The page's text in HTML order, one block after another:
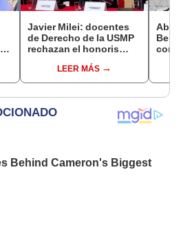
Javier Milei: docentes
de Derecho de la USMP
rechazan el honoris
presidente de Argentina
LEER MÁS